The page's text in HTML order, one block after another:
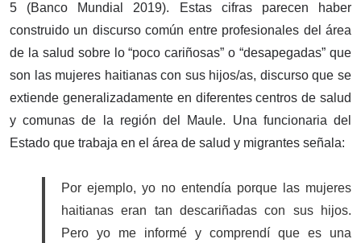
5 (Banco Mundial 2019). Estas cifras parecen haber
construido un discurso común entre profesionales del área
de la salud sobre lo “poco cariñosas” o “desapegadas” que
son las mujeres haitianas con sus hijos/as, discurso que se
extiende generalizadamente en diferentes centros de salud
y comunas de la región del Maule. Una funcionaria del
Estado que trabaja en el área de salud y migrantes señala:
Por ejemplo, yo no entendía porque las mujeres
haitianas eran tan descariñadas con sus hijos.
Pero yo me informé y comprendí que es una